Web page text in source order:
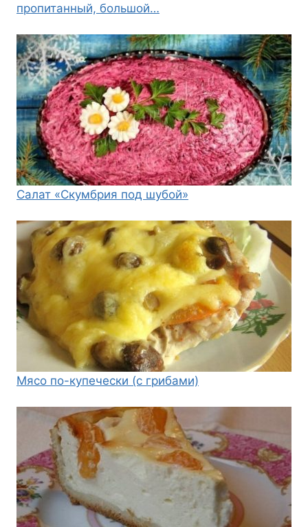
пропитанный, большой…
Салат «Скумбрия под шубой»
Мясо по-купечески (с грибами)